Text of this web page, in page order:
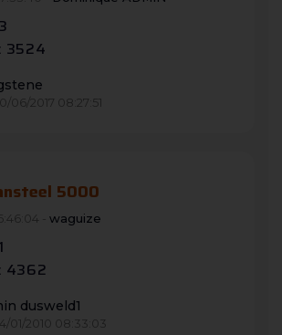
3524
06/2017 08:27:51
5000
- waguize
4362
dusweld1
01/2010 08:33:03